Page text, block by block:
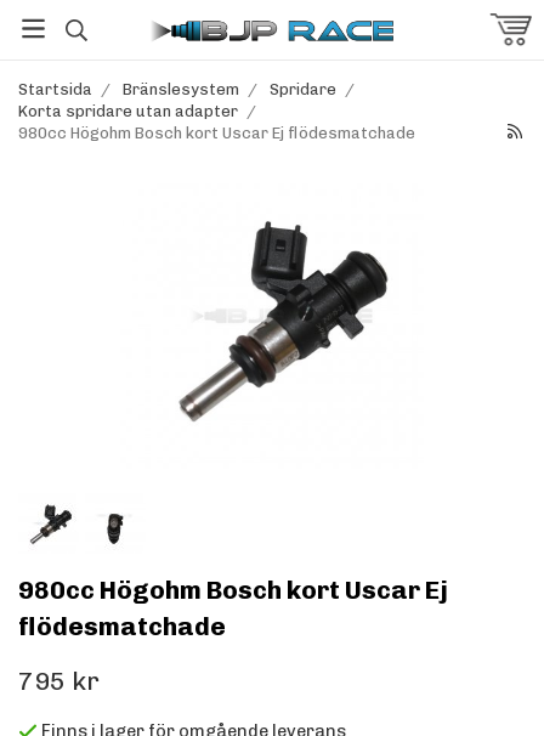
Startsida / Bränslesystem / Spridare /
Korta spridare utan adapter /
980cc Högohm Bosch kort Uscar Ej flödesmatchade
980cc Högohm Bosch kort Uscar Ej
flödesmatchade
795 kr
Finns i lager för omgående leverans